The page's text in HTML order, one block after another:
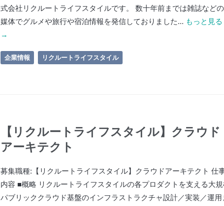
式会社リクルートライフスタイルです。 数十年前までは雑誌など
媒体でグルメや旅行や宿泊情報を発信しておりました... もっと見る
→
企業情報 リクルートライフスタイル
【リクルートライフスタイル】クラウド
アーキテクト
募集職種:【リクルートライフスタイル】クラウドアーキテクト 仕
内容 ■概略 リクルートライフスタイルの各プロダクトを支える大
パブリッククラウド基盤のインフラストラクチャ設計／実装／運用